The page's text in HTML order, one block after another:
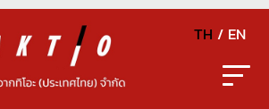
TH / EN